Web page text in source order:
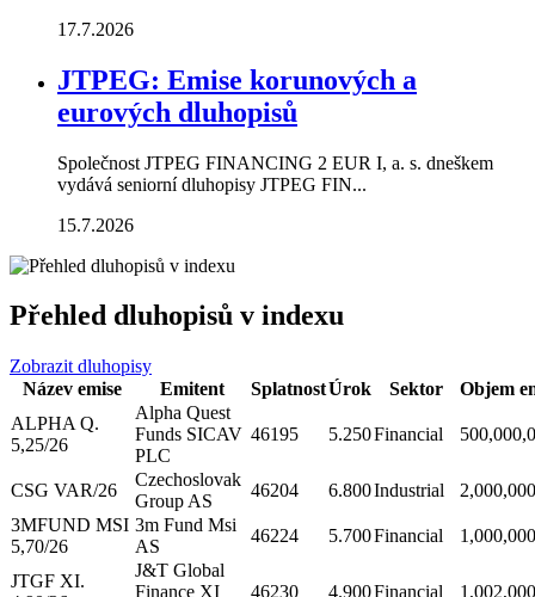
17.7.2026
JTPEG: Emise korunových a
eurových dluhopisů
Společnost JTPEG FINANCING 2 EUR I, a. s. dneškem
vydává seniorní dluhopisy JTPEG FIN...
15.7.2026
Přehled dluhopisů v indexu
Zobrazit dluhopisy
Název emise
Emitent SplatnostÚrok Sektor
Objem
ALPHA Q.
5,25/26
Alpha Quest
Funds SICAV
PLC
46195 5.250Financial
CSG VAR/26
Czechoslovak
Group AS
46204 6.800Industrial
3MFUND MSI
5,70/26
3m Fund Msi
AS
46224 5.700Financial
JTGF XI.
J&T Global
Finance XI
46230 4.900Financial